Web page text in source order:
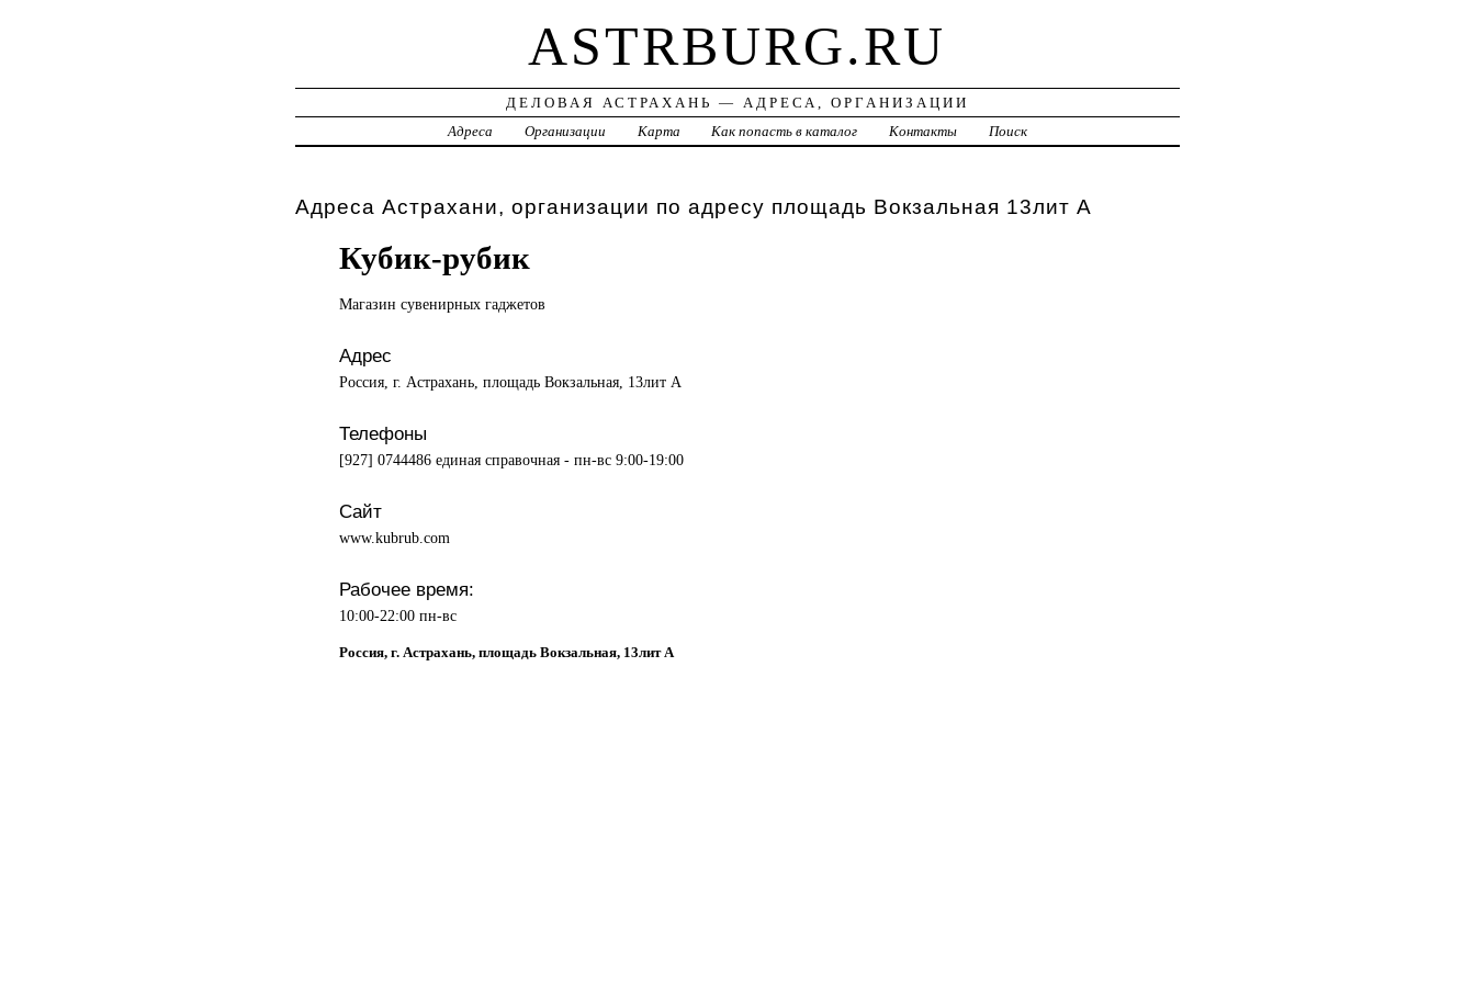
ASTRBURG.RU
ДЕЛОВАЯ АСТРАХАНЬ — АДРЕСА, ОРГАНИЗАЦИИ
Адреса
Организации Карта Как попасть в каталог Контакты Поиск
Адреса Астрахани, организации по адресу площадь Вокзальная 13лит А
Кубик-рубик
Магазин сувенирных гаджетов
Адрес
Россия, г. Астрахань, площадь Вокзальная, 13лит А
Телефоны
[927] 0744486 единая справочная - пн-вс 9:00-19:00
Сайт
www.kubrub.com
Рабочее время:
10:00-22:00 пн-вс
Россия, г. Астрахань, площадь Вокзальная, 13лит А